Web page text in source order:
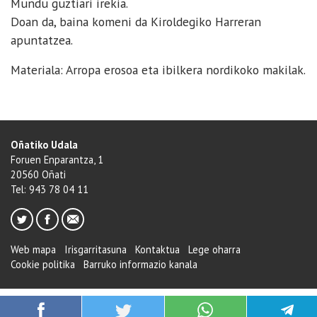
Doan da, baina komeni da Kiroldegiko Harreran
apuntatzea.
Materiala: Arropa erosoa eta ibilkera nordikoko makilak.
Oñatiko Udala
Foruen Enparantza, 1
20560 Oñati
Tel: 943 78 04 11
Web mapa Irisgarritasuna Kontaktua
Lege oharra
Cookie politika
Barruko informazio kanala